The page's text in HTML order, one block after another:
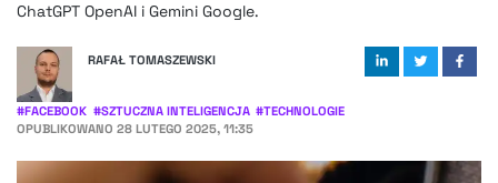
ChatGPT OpenAI i Gemini Google.
RAFAŁ TOMASZEWSKI
#FACEBOOK #SZTUCZNA INTELIGENCJA #TECHNOLOGIE
OPUBLIKOWANO 28 LUTEGO 2025, 11:35